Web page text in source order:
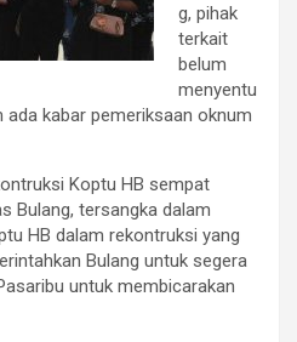
g, pihak
terkait
belum
menyentu
ada kabar pemeriksaan oknum
Koptu HB sempat
Bulang, tersangka dalam
HB dalam rekontruksi yang
Bulang untuk segera
untuk membicarakan